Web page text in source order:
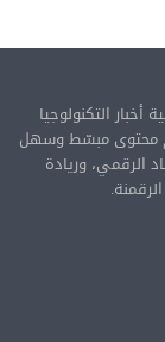
التكنولوجيا
محتوى مبسّط وسهل
الرقمي، وريادة